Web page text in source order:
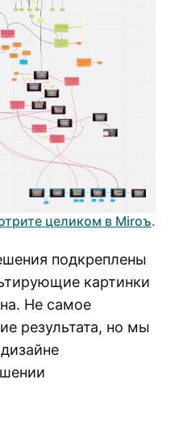
целиком в Miroъ.
подкреплены
картинки
Не самое
результата, но мы